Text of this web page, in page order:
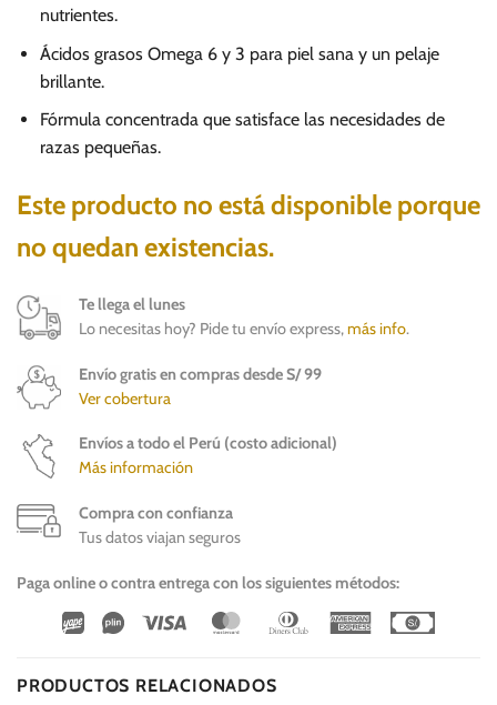
nutrientes.
Ácidos grasos Omega 6 y 3 para piel sana y un pelaje
brillante.
Fórmula concentrada que satisface las necesidades de
razas pequeñas.
Este producto no está disponible porque
no quedan existencias.
Te llega el lunes
Lo necesitas hoy? Pide tu envío express,más info.
Envío gratis en compras desde S/ 99
Ver cobertura
Envíos a todo el Perú (costo adicional)
Más información
Compra con confianza
Tus datos viajan seguros
Paga online o contra entrega con los siguientes métodos:
Wirecard
Vipps Visa MasterCardDinners
American
PRODUCTOS RELACIONADOS